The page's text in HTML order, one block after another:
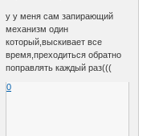
у у меня сам запирающий
механизм один
который,выскивает все
время,преходиться обратно
поправлять каждый раз(((
0